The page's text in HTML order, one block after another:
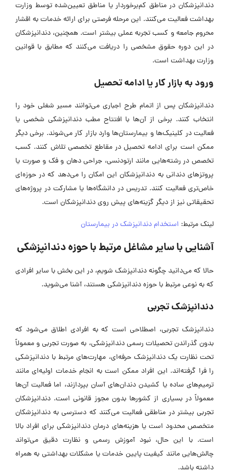
دندانپزشکان در مناطق کم‌برخوردار یا مناطق تعیین‌شده توسط وزارت
بهداشت فعالیت می‌کنند. این مرحله فرصتی برای ارائه خدمات به اقشار
محروم جامعه و کسب تجربه عملی بیشتر است. همچنین، دندانپزشکان
در این دوره حقوق مشخصی را دریافت می‌کنند که مطابق با قوانین
وزارت بهداشت است.
ورود به بازار کار یا ادامه تحصیل
دندانپزشکان پس از اتمام طرح اجباری می‌توانند مسیر شغلی خود را
انتخاب کنند. برخی از آن‌ها با افتتاح مطب دندانپزشکی شخصی یا
فعالیت در کلینیک‌ها و بیمارستان‌ها وارد بازار کار می‌شوند. برخی دیگر
ممکن است برای ادامه تحصیل در مقاطع تخصصی تلاش کنند. کسب
تخصص در رشته‌هایی مانند ارتودنسی، جراحی دهان و فک و صورت یا
پروتز‌های دندانی به دندانپزشکان این امکان را می‌دهد که در حوزه‌ای
خاص‌تری فعالیت کنند. تدریس در دانشگاه‌ها یا مشارکت در پروژه‌های
تحقیقاتی نیز از دیگر گزینه‌های پیش روی دندانپزشکان است.
لینک مرتبط: استخدام دندانپزشک در بیمارستان
آشنایی با سایر مشاغل مرتبط با حوزه دندانپزشکی
حالا که می‌دانید چگونه دندانپزشک شویم، در این بخش با سایر افرادی
که به نوعی مرتبط با حوزه دندانپزشکی هستند، آشنا می‌شوید.
دندانپزشک تجربی
دندانپزشک تجربی، اصطلاحی است که به افرادی اطلاق می‌شود که
بدون گذراندن تحصیلات رسمی دندانپزشکی، به صورت تجربی و معمولاً
تحت نظارت یک دندانپزشک حرفه‌ای، مهارت‌های مرتبط با دندانپزشکی
را فرا گرفته‌اند. این افراد ممکن است به انجام خدمات اولیه‌ای مانند
ترمیم‌های ساده یا کشیدن دندان‌های آسان بپردازند، اما فعالیت آن‌ها
معمولاً در بسیاری از کشور‌ها بدون مجوز قانونی است. دندانپزشکان
تجربی بیشتر در مناطقی فعالیت می‌کنند که دسترسی به دندانپزشکان
متخصص محدود است یا هزینه‌های درمان دندانپزشکی برای افراد بالا
است. با این حال، نبود آموزش رسمی و نظارت دقیق می‌تواند
چالش‌هایی مانند کیفیت پایین خدمات یا مشکلات بهداشتی به همراه
داشته باشد.